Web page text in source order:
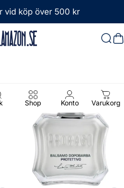
vid köp över 500 kr
Sök
Shop Konto Varukorg